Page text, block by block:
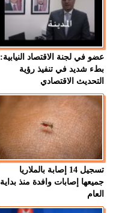
عضو في لجنة الاقتصاد النيابية:
بطء شديد في تنفيذ رؤية
التحديث الاقتصادي
تسجيل 14 إصابة بالملاريا
جميعها إصابات وافدة منذ بداية
العام